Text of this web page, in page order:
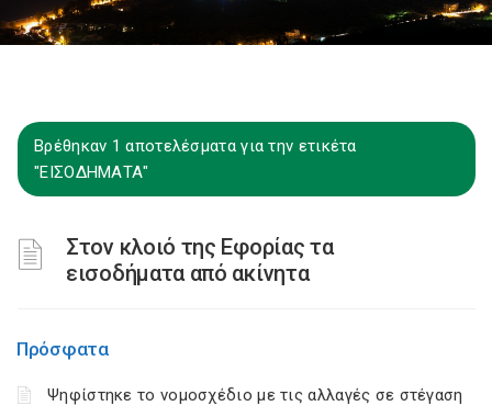
Βρέθηκαν 1 αποτελέσματα για την ετικέτα
"ΕΙΣΟΔΗΜΑΤΑ"
Στον κλοιό της Εφορίας τα
εισοδήματα από ακίνητα
Πρόσφατα
Ψηφίστηκε το νομοσχέδιο με τις αλλαγές σε στέγαση